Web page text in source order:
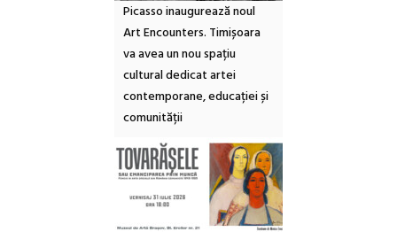
Picasso inaugurează noul
Art Encounters. Timișoara
va avea un nou spațiu
cultural dedicat artei
contemporane, educației și
comunității